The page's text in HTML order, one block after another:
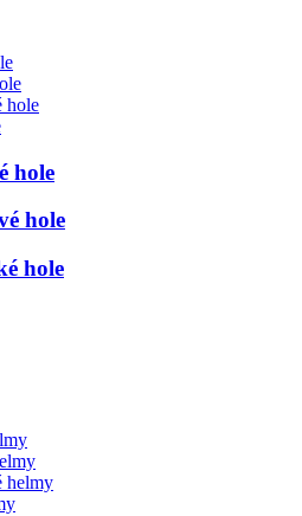
hole
hole
hole
hole
helmy